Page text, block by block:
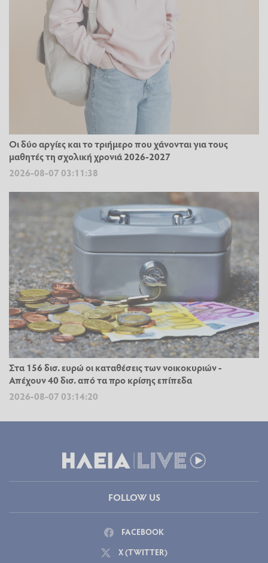
Οι δύο αργίες και το τριήμερο που χάνονται για τους
μαθητές τη σχολική χρονιά 2026-2027
2026-08-07 03:11:38
Στα 156 δισ. ευρώ οι καταθέσεις των νοικοκυριών -
Απέχουν 40 δισ. από τα προ κρίσης επίπεδα
2026-08-07 03:14:20
FOLLOW US
FACEBOOK
X (TWITTER)